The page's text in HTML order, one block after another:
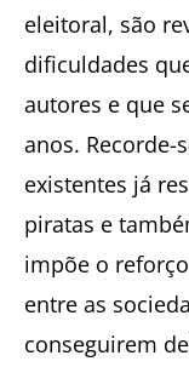
eleitoral, são
dificuldades
autores e que
anos.
existentes já
piratas e
impõe o
entre as
conseguirem